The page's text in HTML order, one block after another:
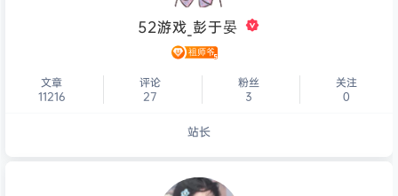
52游戏_彭于晏
文章
11216
评论
27
粉丝
3
关注
0
站长